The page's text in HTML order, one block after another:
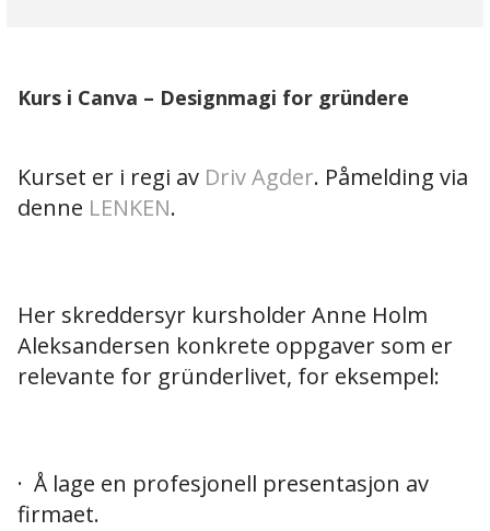
Kurs i Canva – Designmagi for gründere
Kurset er i regi av Driv Agder. Påmelding via
denne LENKEN.
Her skreddersyr kursholder Anne Holm
Aleksandersen konkrete oppgaver som er
relevante for gründerlivet, for eksempel:
· Å lage en profesjonell presentasjon av
firmaet.